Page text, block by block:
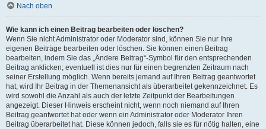
Nach oben
Wie kann ich einen Beitrag bearbeiten oder löschen?
Wenn Sie nicht Administrator oder Moderator sind, können Sie nur Ihre
eigenen Beiträge bearbeiten oder löschen. Sie können einen Beitrag
bearbeiten, indem Sie das „Ändere Beitrag“-Symbol für den entsprechenden
Beitrag anklicken; eventuell ist dies nur für einen begrenzten Zeitraum nach
seiner Erstellung möglich. Wenn bereits jemand auf Ihren Beitrag geantwortet
hat, wird Ihr Beitrag in der Themenansicht als überarbeitet gekennzeichnet. Es
wird sowohl die Anzahl als auch der letzte Zeitpunkt der Bearbeitungen
angezeigt. Dieser Hinweis erscheint nicht, wenn noch niemand auf Ihren
Beitrag geantwortet hat oder wenn ein Administrator oder Moderator Ihren
Beitrag überarbeitet hat. Diese können jedoch, falls sie es für nötig halten, eine